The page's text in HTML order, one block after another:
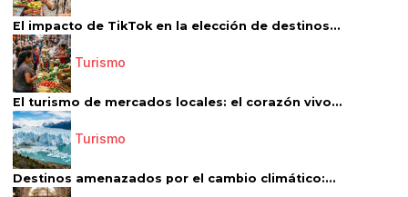
El impacto de TikTok en la elección de destinos...
Turismo
El turismo de mercados locales: el corazón vivo...
Turismo
Destinos amenazados por el cambio climático:...